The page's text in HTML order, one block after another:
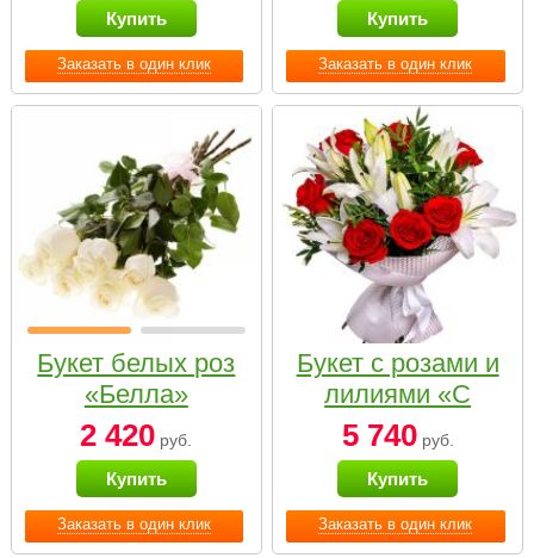
Заказать в один клик
Купить
Заказать в один клик
Купить
Заказать в один клик
Букет белых роз
«Белла»
2 420 руб.
Купить
Заказать в один клик
Букет с розами и
лилиями «С
наилучшими
пожеланиями»
5 740руб.
Купить